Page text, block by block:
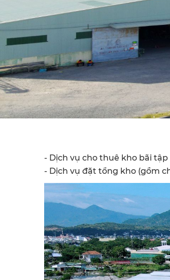
- Dịch vụ cho thuê kho bãi
- Dịch vụ đặt tổng kho (gồm